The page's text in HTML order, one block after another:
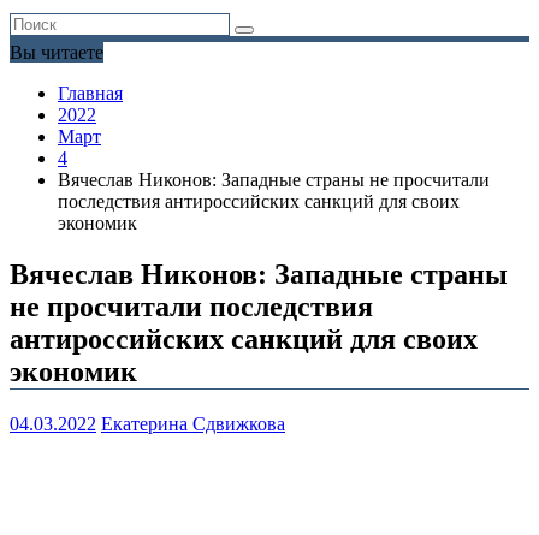
Вы читаете
Главная
2022
Март
4
Вячеслав Никонов: Западные страны не просчитали
последствия антироссийских санкций для своих
экономик
Вячеслав Никонов: Западные страны
не просчитали последствия
антироссийских санкций для своих
экономик
04.03.2022 Екатерина Сдвижкова